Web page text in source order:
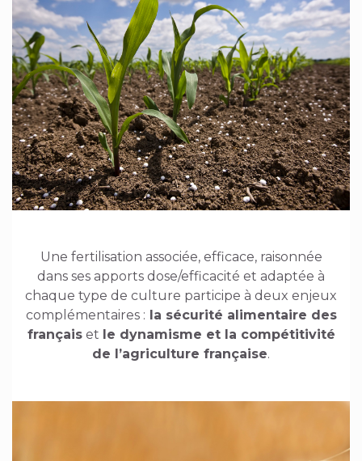
Une fertilisation associée, efficace, raisonnée
dans ses apports dose/efficacité et adaptée à
chaque type de culture participe à deux enjeux
complémentaires : la sécurité alimentaire des
françaiset le dynamisme et la compétitivité
de l’agriculture française.